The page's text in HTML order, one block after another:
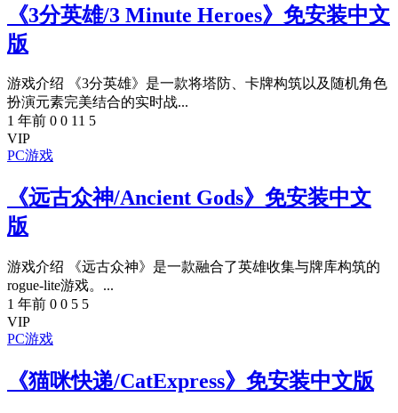
《3分英雄/3 Minute Heroes》免安装中文
版
游戏介绍 《3分英雄》是一款将塔防、卡牌构筑以及随机角色
扮演元素完美结合的实时战...
1 年前 0 0 11 5
VIP
PC游戏
《远古众神/Ancient Gods》免安装中文
版
游戏介绍 《远古众神》是一款融合了英雄收集与牌库构筑的
rogue-lite游戏。...
1 年前 0 0 5 5
VIP
PC游戏
《猫咪快递/CatExpress》免安装中文版